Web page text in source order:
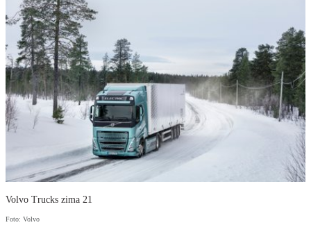
Volvo Trucks zima 21
Foto: Volvo